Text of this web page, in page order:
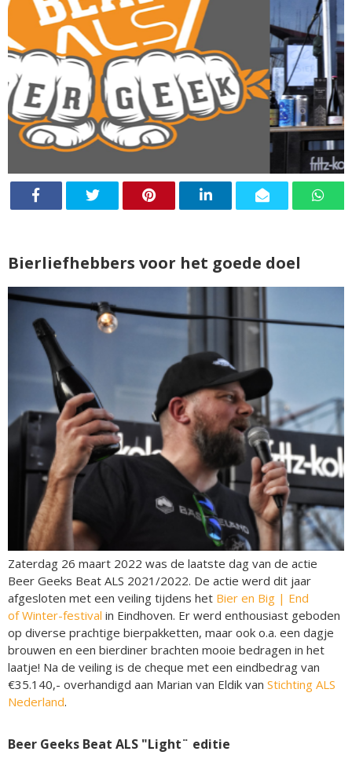
Bierliefhebbers voor het goede doel
Zaterdag 26 maart 2022 was de laatste dag van de actie
Beer Geeks Beat ALS 2021/2022. De actie werd dit jaar
afgesloten met een veiling tijdens het Bier en Big | End
of Winter-festival in Eindhoven. Er werd enthousiast geboden
op diverse prachtige bierpakketten, maar ook o.a. een dagje
brouwen en een bierdiner brachten mooie bedragen in het
laatje! Na de veiling is de cheque met een eindbedrag van
€35.140,- overhandigd aan Marian van Eldik van Stichting ALS
Nederland.
Beer Geeks Beat ALS "Light¨ editie